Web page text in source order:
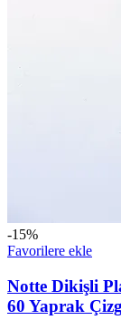
-15%
Favorilere ekle
Notte Dikişli
60 Yaprak